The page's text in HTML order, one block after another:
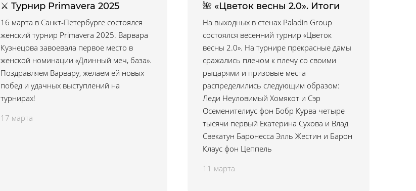
⚔ Турнир Primavera 2025
16 марта в Санкт-Петербурге состоялся
женский турнир Primavera 2025. Варвара
Кузнецова завоевала первое место в
женской номинации «Длинный меч, база».
Поздравляем Варвару, желаем ей новых
побед и удачных выступлений на
турнирах!
17 марта
🌺 «Цветок весны 2.0». Итоги
На выходных в стенах Paladin Group
состоялся весенний турнир «Цветок
весны 2.0». На турнире прекрасные дамы
сражались плечом к плечу со своими
рыцарями и призовые места
распределились следующим образом:
Леди Неуловимый Хомякот и Сэр
Осеменителиус фон Бобр Курва четыре
тысячи первый Екатерина Сухова и Влад
Свекатун Баронесса Элль Жестин и Барон
Клаус фон Цеппель
11 марта